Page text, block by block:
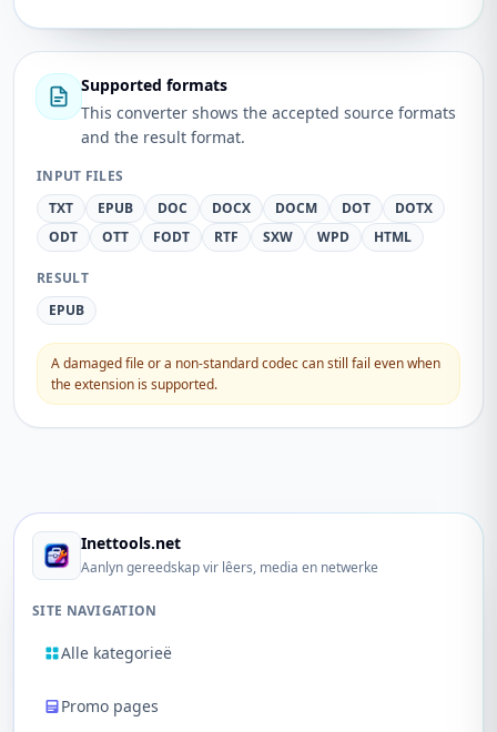
Supported formats
This converter shows the accepted source formats
and the result format.
INPUT FILES
TXT
EPUB DOC DOCX DOCM DOT
DOTX
ODT
OTT FODT RTF SXW WPD HTML
RESULT
EPUB
A damaged file or a non-standard codec can still fail even when
the extension is supported.
Inettools.net
Aanlyn gereedskap vir lêers, media en netwerke
SITE NAVIGATION
Alle kategorieë
Promo pages